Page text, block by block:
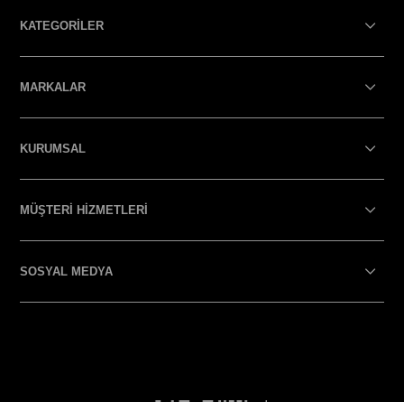
KATEGORİLER
MARKALAR
KURUMSAL
MÜŞTERİ HİZMETLERİ
SOSYAL MEDYA